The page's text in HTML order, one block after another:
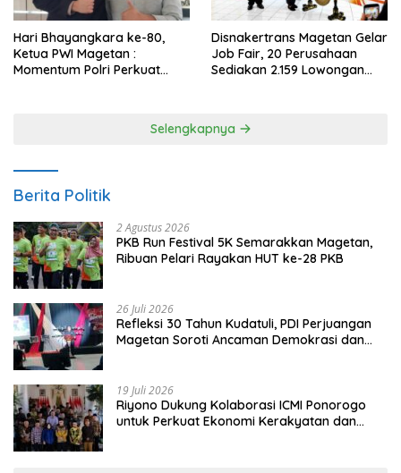
Hari Bhayangkara ke-80,
Ketua PWI Magetan :
Momentum Polri Perkuat
Disnakertrans Magetan Gelar
Job Fair, 20 Perusahaan
Sediakan 2.159 Lowongan
Selengkapnya
Berita Politik
2 Agustus 2026
PKB Run Festival 5K Semarakkan Magetan,
Ribuan Pelari Rayakan HUT ke-28 PKB
26 Juli 2026
Refleksi 30 Tahun Kudatuli, PDI Perjuangan
Magetan Soroti Ancaman Demokrasi dan
19 Juli 2026
Riyono Dukung Kolaborasi ICMI Ponorogo
untuk Perkuat Ekonomi Kerakyatan dan